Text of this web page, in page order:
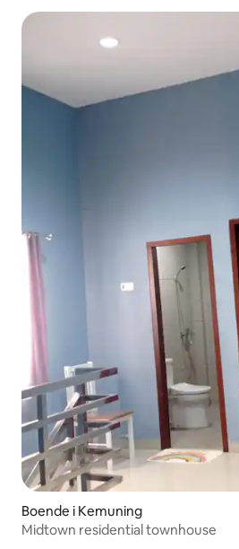
Boende i Kemuning
Midtown residential townhouse